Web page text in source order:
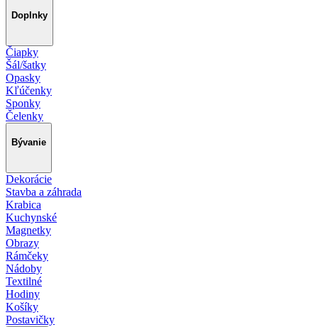
Doplnky
Čiapky
Šál/šatky
Opasky
Kľúčenky
Sponky
Čelenky
Bývanie
Dekorácie
Stavba a záhrada
Krabica
Kuchynské
Magnetky
Obrazy
Rámčeky
Nádoby
Textilné
Hodiny
Košíky
Postavičky